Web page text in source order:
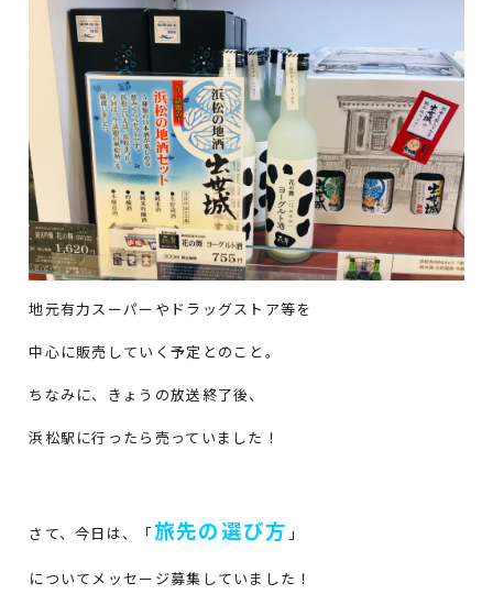
地元有力スーパーやドラッグストア等を
中心に販売していく予定とのこと。
ちなみに、きょうの放送終了後、
浜松駅に行ったら売っていました！
さて、今日は、「旅先の選び方 」
についてメッセージ募集していました！